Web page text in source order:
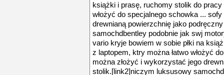
książki i prasę, ruchomy stolik do
włożyć do specjalnego schowka ...
drewnianą powierzchnię jako
samochdbentley podobnie jak swj
vario kryje bowiem w sobie płki na
z laptopem, ktry można łatwo włożyć
można złożyć i wykorzystać jego
stolik.[link2]niczym luksusowy